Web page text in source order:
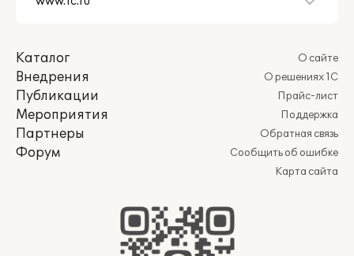
Каталог
Внедрения
Публикации
Мероприятия
Партнеры
Форум
О сайте
О решениях 1С
Прайс-лист
Поддержка
Обратная связь
Сообщить об ошибке
Карта сайта